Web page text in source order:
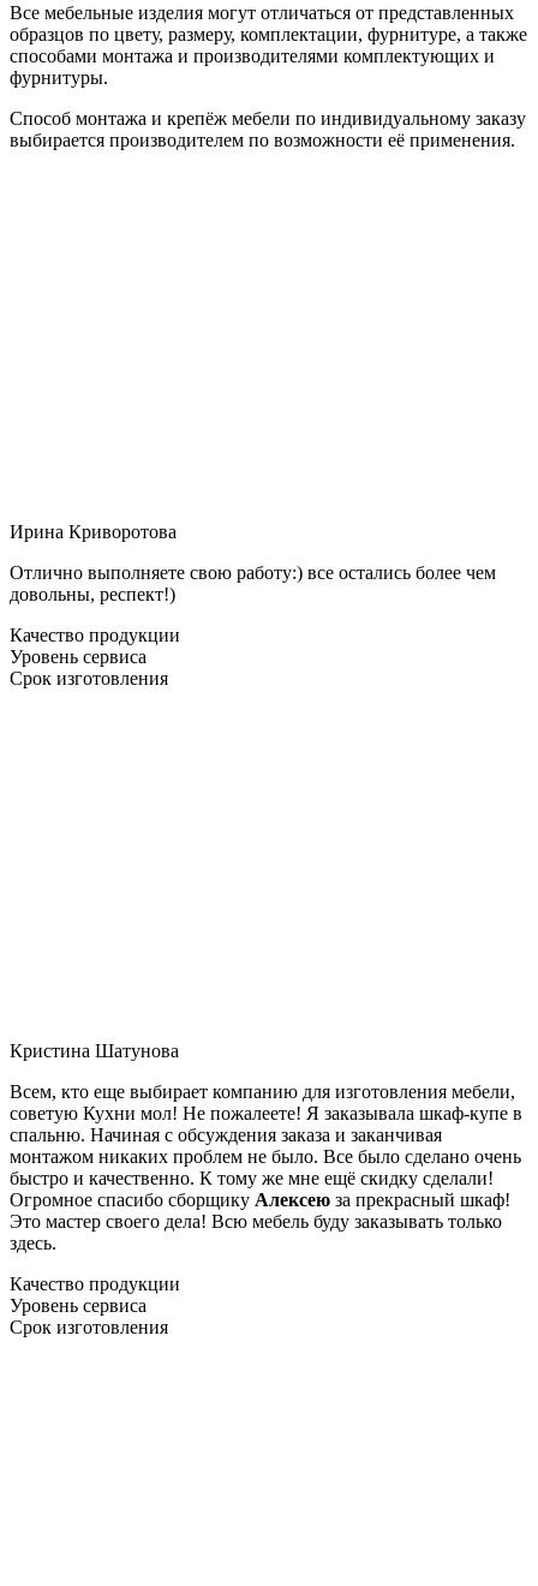
Все мебельные изделия могут отличаться от представленных
образцов по цвету, размеру, комплектации, фурнитуре, а также
способами монтажа и производителями комплектующих и
фурнитуры.
Способ монтажа и крепёж мебели по индивидуальному заказу
выбирается производителем по возможности её применения.
Ирина Криворотова
Отлично выполняете свою работу:) все остались более чем
довольны, респект!)
Качество продукции
Уровень сервиса
Срок изготовления
Кристина Шатунова
Всем, кто еще выбирает компанию для изготовления мебели,
советую Кухни мол! Не пожалеете! Я заказывала шкаф-купе в
спальню. Начиная с обсуждения заказа и заканчивая
монтажом никаких проблем не было. Все было сделано очень
быстро и качественно. К тому же мне ещё скидку сделали!
Огромное спасибо сборщику Алексею за прекрасный шкаф!
Это мастер своего дела! Всю мебель буду заказывать только
здесь.
Качество продукции
Уровень сервиса
Срок изготовления